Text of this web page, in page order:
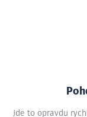
Jde to opravdu